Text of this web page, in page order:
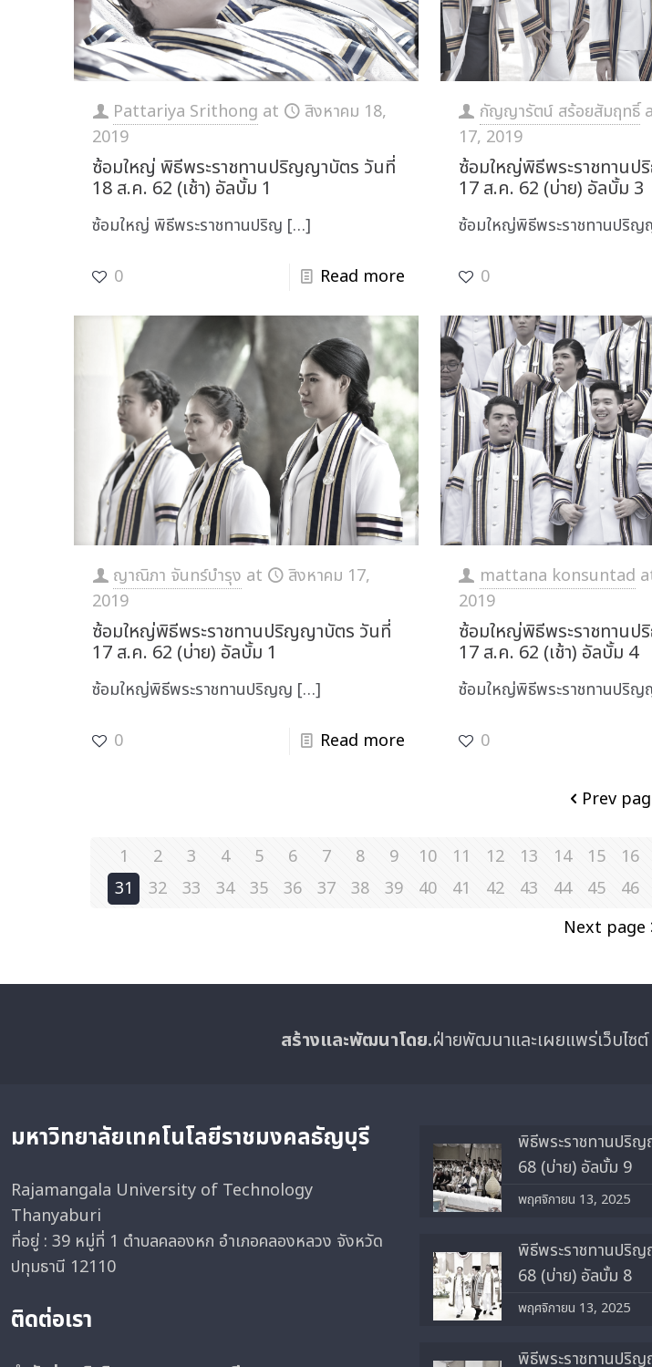
Pattariya Srithong at
สิงหาคม 18,
2019
ซ้อมใหญ่ พิธีพระราชทานปริญญาบัตร วันที่
18 ส.ค. 62 (เช้า) อัลบั้ม 1
ซ้อมใหญ่ พิธีพระราชทานปริญ […]
0 Read more
กัญญารัตน์ สร้อยสัมฤทธิ์
17, 2019
ซ้อมใหญ่พิธีพระราชทาน
17 ส.ค. 62 (บ่าย) อัลบั้ม 3
ซ้อมใหญ่พิธีพระราชทานปริ
0
ญาณิภา จันทร์บำรุง at
สิงหาคม 17,
2019
ซ้อมใหญ่พิธีพระราชทานปริญญาบัตร วันที่
17 ส.ค. 62 (บ่าย) อัลบั้ม 1
ซ้อมใหญ่พิธีพระราชทานปริญญ […]
0 Read more
mattana konsuntad
2019
ซ้อมใหญ่พิธีพระราชทาน
17 ส.ค. 62 (เช้า) อัลบั้ม 4
ซ้อมใหญ่พิธีพระราชทานปริ
0
Prev
1 2 3 4 5 6 7 8 9 10 11 12 13 14 15 16
31
32 33 34 35 36 37 38 39 40 41 42 43 44 45 46
Next page
สร้างและพัฒนาโดย.ฝ่ายพัฒนาและเผยแพร่เว็บไซ
มหาวิทยาลัยเทคโนโลยีราชมงคลธัญบุรี
Rajamangala University of Technology
Thanyaburi
ที่อยู่ : 39 หมู่ที่ 1 ตำบลคลองหก อำเภอคลองหลวง จังหวัด
ปทุมธานี 12110
ติดต่อเรา
พิธีพระราชทานปริ
68 (บ่าย) อัลบั้ม 9
พฤศจิกายน 13, 2025
พิธีพระราชทานปริ
68 (บ่าย) อัลบั้ม 8
พฤศจิกายน 13, 2025
พิธีพระราชทานปริ